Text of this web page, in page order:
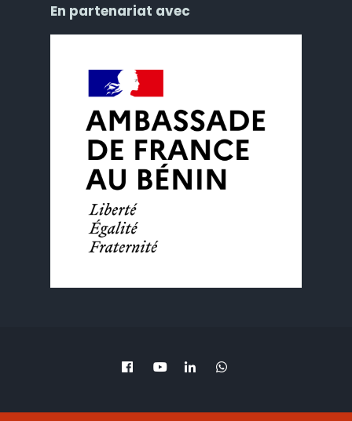
En partenariat avec